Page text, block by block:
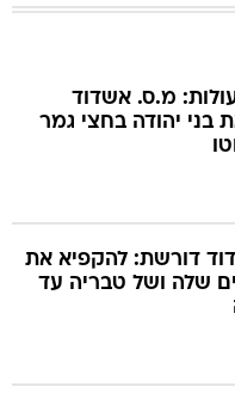
מ.ס. אשדוד
בני יהודה בחצי גמר
דורשת: להקפיא את
שלה ושל טבריה עד